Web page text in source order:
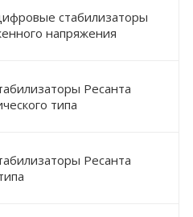
стабилизаторы
напряжения
Ресанта
типа
Ресанта